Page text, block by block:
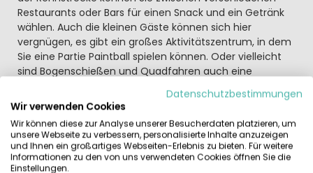
Restaurants oder Bars für einen Snack und ein Getränk
wählen. Auch die kleinen Gäste können sich hier
vergnügen, es gibt ein großes Aktivitätszentrum, in dem
Sie eine Partie Paintball spielen können. Oder vielleicht
sind Bogenschießen und Quadfahren auch eine
übernachten Sie in einem der Bungalows im Park
Am Morgen wachen Sie inmitten einer natürlichen
Umgebung auf. Ein schöner Ort für einen schönen
Datenschutzbestimmungen
Wir verwenden Cookies
Wir können diese zur Analyse unserer Besucherdaten platzieren, um
unsere Webseite zu verbessern, personalisierte Inhalte anzuzeigen
und Ihnen ein großartiges Webseiten-Erlebnis zu bieten. Für weitere
Informationen zu den von uns verwendeten Cookies öffnen Sie die
Einstellungen.